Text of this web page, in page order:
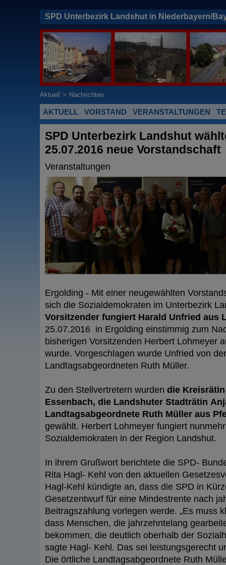
SPD Unterbezirk Landshut in Niederbayern/
Aktuell > Nachrichten
AKTUELL VORSTAND VERANSTALTUNGEN
SPD Unterbezirk Landshut
25.07.2016 neue Vorstandschaft
Veranstaltungen
Ergolding - Mit einer neugewählten
sich die Sozialdemokraten im Unterbezirk
Vorsitzender fungiert Harald Unfried aus
25.07.2016 in Ergolding einstimmig zum
bisherigen Vorsitzenden Herbert Lohmeyer
wurde. Vorgeschlagen wurde Unfried von der
Landtagsabgeordneten Ruth Müller.
Zu den Stellvertretern wurden die
Essenbach, die Landshuter Stadträtin
Landtagsabgeordnete Ruth Müller aus
gewählt. Herbert Lohmeyer fungiert
Sozialdemokraten in der Region Landshut.
In ihrem Grußwort berichtete die SPD-
Rita Hagl- Kehl von den aktuellen
Hagl-Kehl kündigte an, dass die SPD in
Gesetzentwurf für eine Mindestrente nach
Beitragszahlung vorlegen werde. „Es muss
dass Menschen, die jahrzehntelang
bekommen, die deutlich oberhalb der
sagte Hagl- Kehl. Das sei leistungsgerecht
Die örtliche Landtagsabgeordnete Ruth